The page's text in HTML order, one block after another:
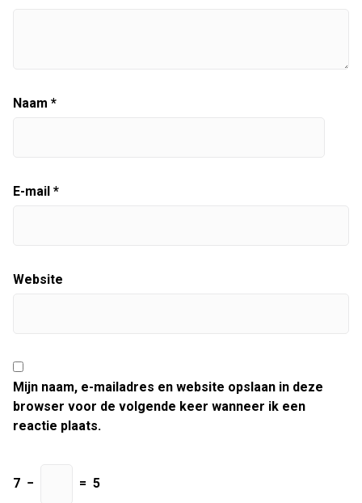
Naam *
E-mail *
Website
Mijn naam, e-mailadres en website opslaan in deze
browser voor de volgende keer wanneer ik een
reactie plaats.
7 − = 5